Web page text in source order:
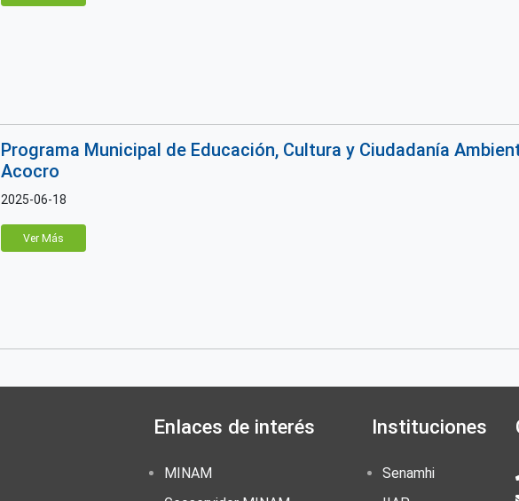
Programa Municipal de Educación, Cultura y Ciudadanía
Acocro
2025-06-18
Ver Más
Enlaces de interés
MINAM
Instituciones
Senamhi